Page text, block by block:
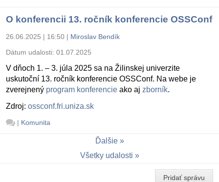
O konferencii 13. ročník konferencie OSSConf
26.06.2025 | 16:50 | Miroslav Bendík
Dátum udalosti: 01.07.2025
V dňoch 1. – 3. júla 2025 sa na Žilinskej univerzite
uskutoční 13. ročník konferencie OSSConf. Na webe je
zverejnený program konferencie ako aj zborník.
Zdroj: ossconf.fri.uniza.sk
| Komunita
Ďalšie
Všetky udalosti
Pridať správu